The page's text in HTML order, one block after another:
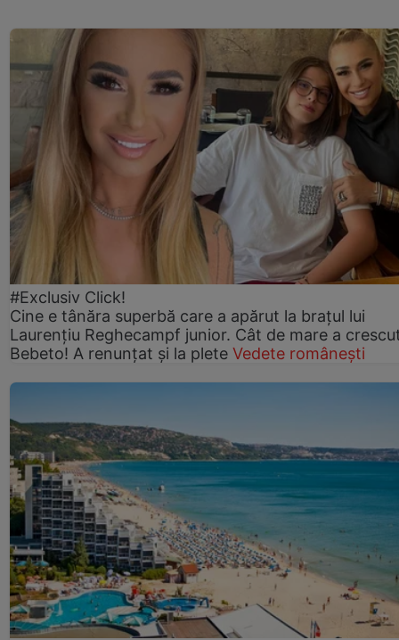
#Exclusiv Click!
Cine e tânăra superbă care a apărut la brațul lui
Laurențiu Reghecampf junior. Cât de mare a
Bebeto! A renunțat și la plete Vedete românești